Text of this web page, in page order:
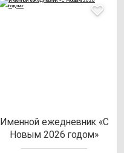
Имен­ной ежед­нев­ник «С
Новым 2026 го­дом»